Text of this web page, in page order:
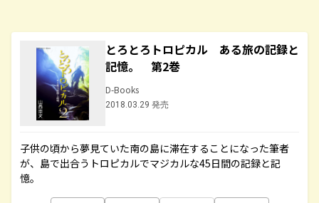
とろとろトロピカル ある旅の記録と
記憶。 第2巻
D-Books
2018.03.29 発売
子供の頃から夢見ていた南の島に滞在することになった筆者
が、島で出合うトロピカルでマジカルな45日間の記録と記
憶。